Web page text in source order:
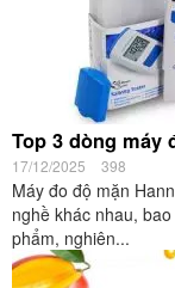
Top 3 dòng máy
17/12/2025 398
Máy đo độ mặn
nghề khác nhau,
phẩm, nghiên...